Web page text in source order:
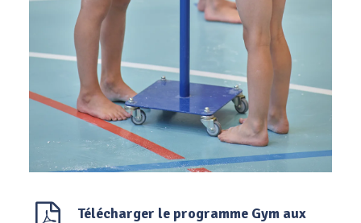
Télécharger le programme Gym aux